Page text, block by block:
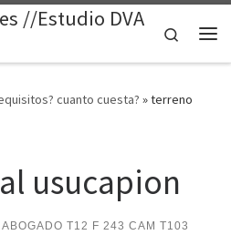
//Estudio DVA
Search
cuanto cuesta? »terreno
usucapion
T12 F 243 CAM T103